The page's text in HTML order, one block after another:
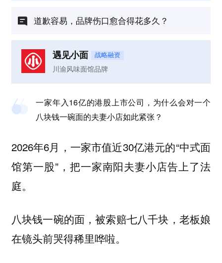
道歉容易，品牌伤口愈合得花多久？
遇见小面 战略融资
川渝风味面馆品牌
一家年入16亿的港股上市公司，为什么会对一个
八块钱一碗面的夫妻小店如此紧张？
2026年6月，一家市值近30亿港元的“中式面
馆第一股”，把一家南阳夫妻小店告上了法
庭。
八块钱一碗的面，被索赔七八千块，老板娘
在镜头前哭得稀里哗啦。